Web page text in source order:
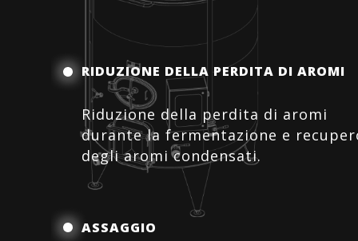
RIDUZIONE DELLA PERDITA DI AROMI
Riduzione della perdita di aromi
durante la fermentazione e
degli aromi condensati.
ASSAGGIO